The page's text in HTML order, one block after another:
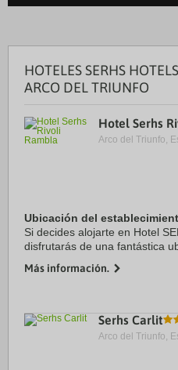
HOTELES SERHS
ARCO DEL TRIUNFO
Hotel Serhs
Arco del Triunfo,
Ubicación del
Si decides alojarte en Hotel
disfrutarás de una fantástica
de Plaza de Catalunya.
Más información.
Serhs Carlit
Arco del Triunfo,